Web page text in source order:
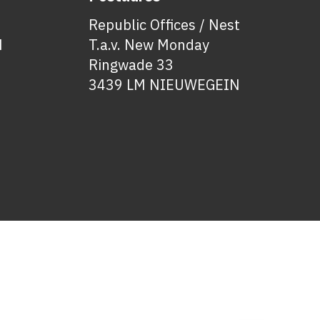
Republic Offices / Nest
T.a.v. New Monday
Ringwade 33
3439 LM NIEUWEGEIN